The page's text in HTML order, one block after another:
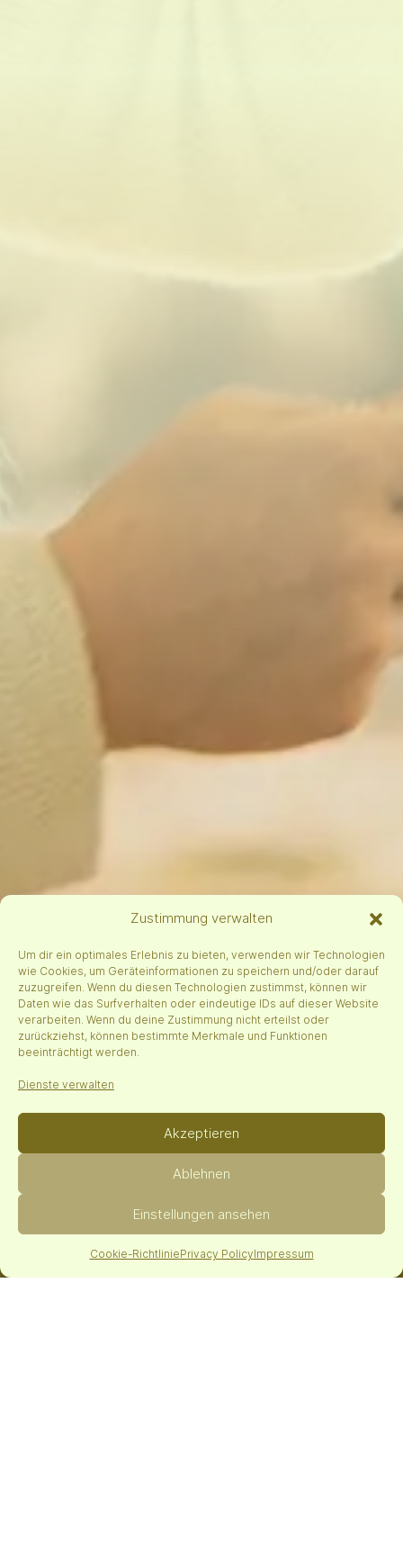
Zustimmung verwalten
Um dir ein optimales Erlebnis zu bieten, verwenden wir Technologien
wie Cookies, um Geräteinformationen zu speichern und/oder darauf
zuzugreifen. Wenn du diesen Technologien zustimmst, können wir
Daten wie das Surfverhalten oder eindeutige IDs auf dieser Website
verarbeiten. Wenn du deine Zustimmung nicht erteilst oder
zurückziehst, können bestimmte Merkmale und Funktionen
beeinträchtigt werden.
Dienste verwalten
Akzeptieren
Ablehnen
Einstellungen ansehen
Cookie-RichtliniePrivacy PolicyImpressum